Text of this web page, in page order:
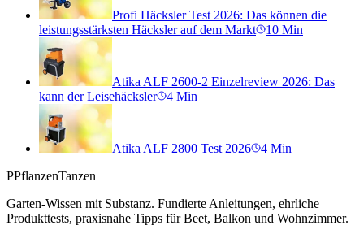
Profi Häcksler Test 2026: Das können die
leistungsstärksten Häcksler auf dem Markt
10 Min
Atika ALF 2600-2 Einzelreview 2026: Das
kann der Leisehäcksler
4 Min
Atika ALF 2800 Test 2026 4 Min
PPflanzenTanzen
Garten-Wissen mit Substanz. Fundierte Anleitungen, ehrliche
Produkttests, praxisnahe Tipps für Beet, Balkon und Wohnzimmer.